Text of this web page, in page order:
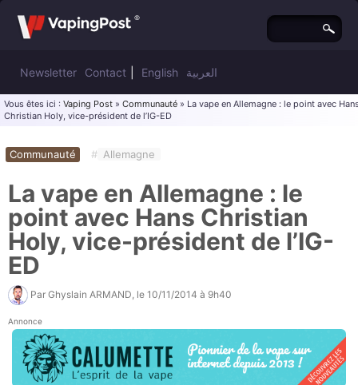
Newsletter Contact English العربية
Vous êtes ici : Vaping Post » Communauté » La vape en Allemagne : le point avec
Christian Holy, vice-président de l’IG-ED
Communauté # Allemagne
La vape en Allemagne : le
point avec Hans Christian
Holy, vice-président de l’IG-
ED
Par Ghyslain ARMAND , le 10/11/2014 à 9h40
Annonce